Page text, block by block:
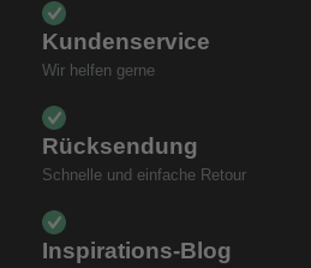
Kundenservice
Wir helfen gerne
Rücksendung
Schnelle und einfache Retour
Inspirations-Blog